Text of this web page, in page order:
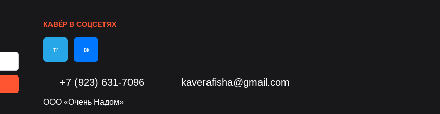
КАВЁР В СОЦСЕТЯХ
тг вк
+7 (923) 631-7096 kaverafisha@gmail.com
ООО «Очень Надом»